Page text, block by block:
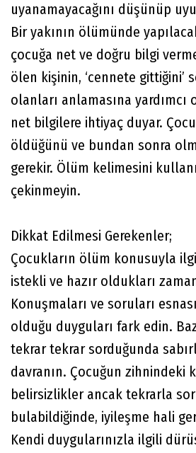
uyanamayacağını düşünüp
Bir yakının ölümünde
çocuğa net ve doğru bilgi
ölen kişinin, ‘cennete gittiğini’
olanları anlamasına
net bilgilere ihtiyaç duyar.
öldüğünü ve bundan sonra
gerekir. Ölüm kelimesini
çekinmeyin.
Dikkat Edilmesi Gerekenler;
Çocukların ölüm konusuyla
istekli ve hazır oldukları
Konuşmaları ve soruları
olduğu duyguları fark edin.
tekrar tekrar sorduğunda
davranın. Çocuğun zihnindeki
belirsizlikler ancak tekrarla
bulabildiğinde, iyileşme hali
Kendi duygularınızla ilgili